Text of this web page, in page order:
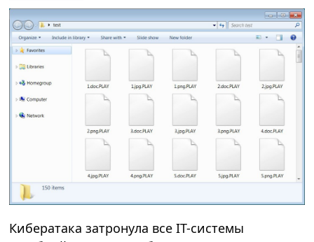
Кибератака затронула все IT-системы